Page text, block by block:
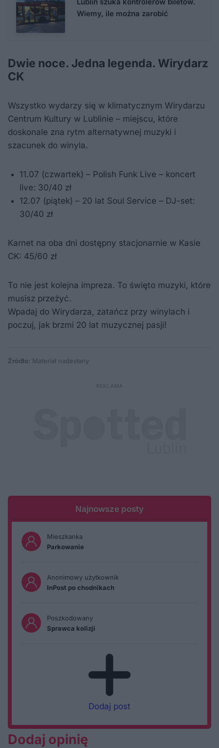
Wiemy, ile można zarobić
Dwie noce. Jedna legenda. Wirydarz
CK
Wszystko wydarzy się w klimatycznym Wirydarzu
Centrum Kultury w Lublinie – miejscu, które
doskonale zna rytm alternatywnej muzyki i
szacunek do winyla.
11.07 (czwartek) – Polish Funk Live – koncert
live: 30/40 zł
12.07 (piątek) – 20 lat Soul Service – DJ-set:
30/40 zł
Karnet na oba dni dostępny stacjonarnie w Kasie
CK: 45/60 zł
To nie jest kolejna impreza. To święto muzyki, które
musisz przeżyć.
Wpadaj do Wirydarza, zatańcz przy winylach i
poczuj, jak brzmi 20 lat muzycznej pasji!
Źródło: Materiał nadesłany
Najnowsze posty
Mieszkanka
Parkowanie
Anonimowy użytkownik
InPost po chodnikach
Poszkodowany
Sprawca kolizji
Dodaj post
Dodaj opinię